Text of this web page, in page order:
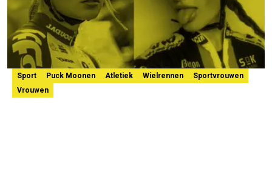
Sport Puck Moonen Atletiek Wielrennen
Sportvrouwen
Vrouwen